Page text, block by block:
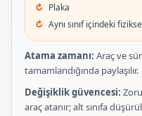
Plaka
Aynı sınıf içindeki
Atama zamanı: Araç ve
tamamlandığında paylaşılır.
Değişiklik güvencesi:
araç atanır; alt sınıfa